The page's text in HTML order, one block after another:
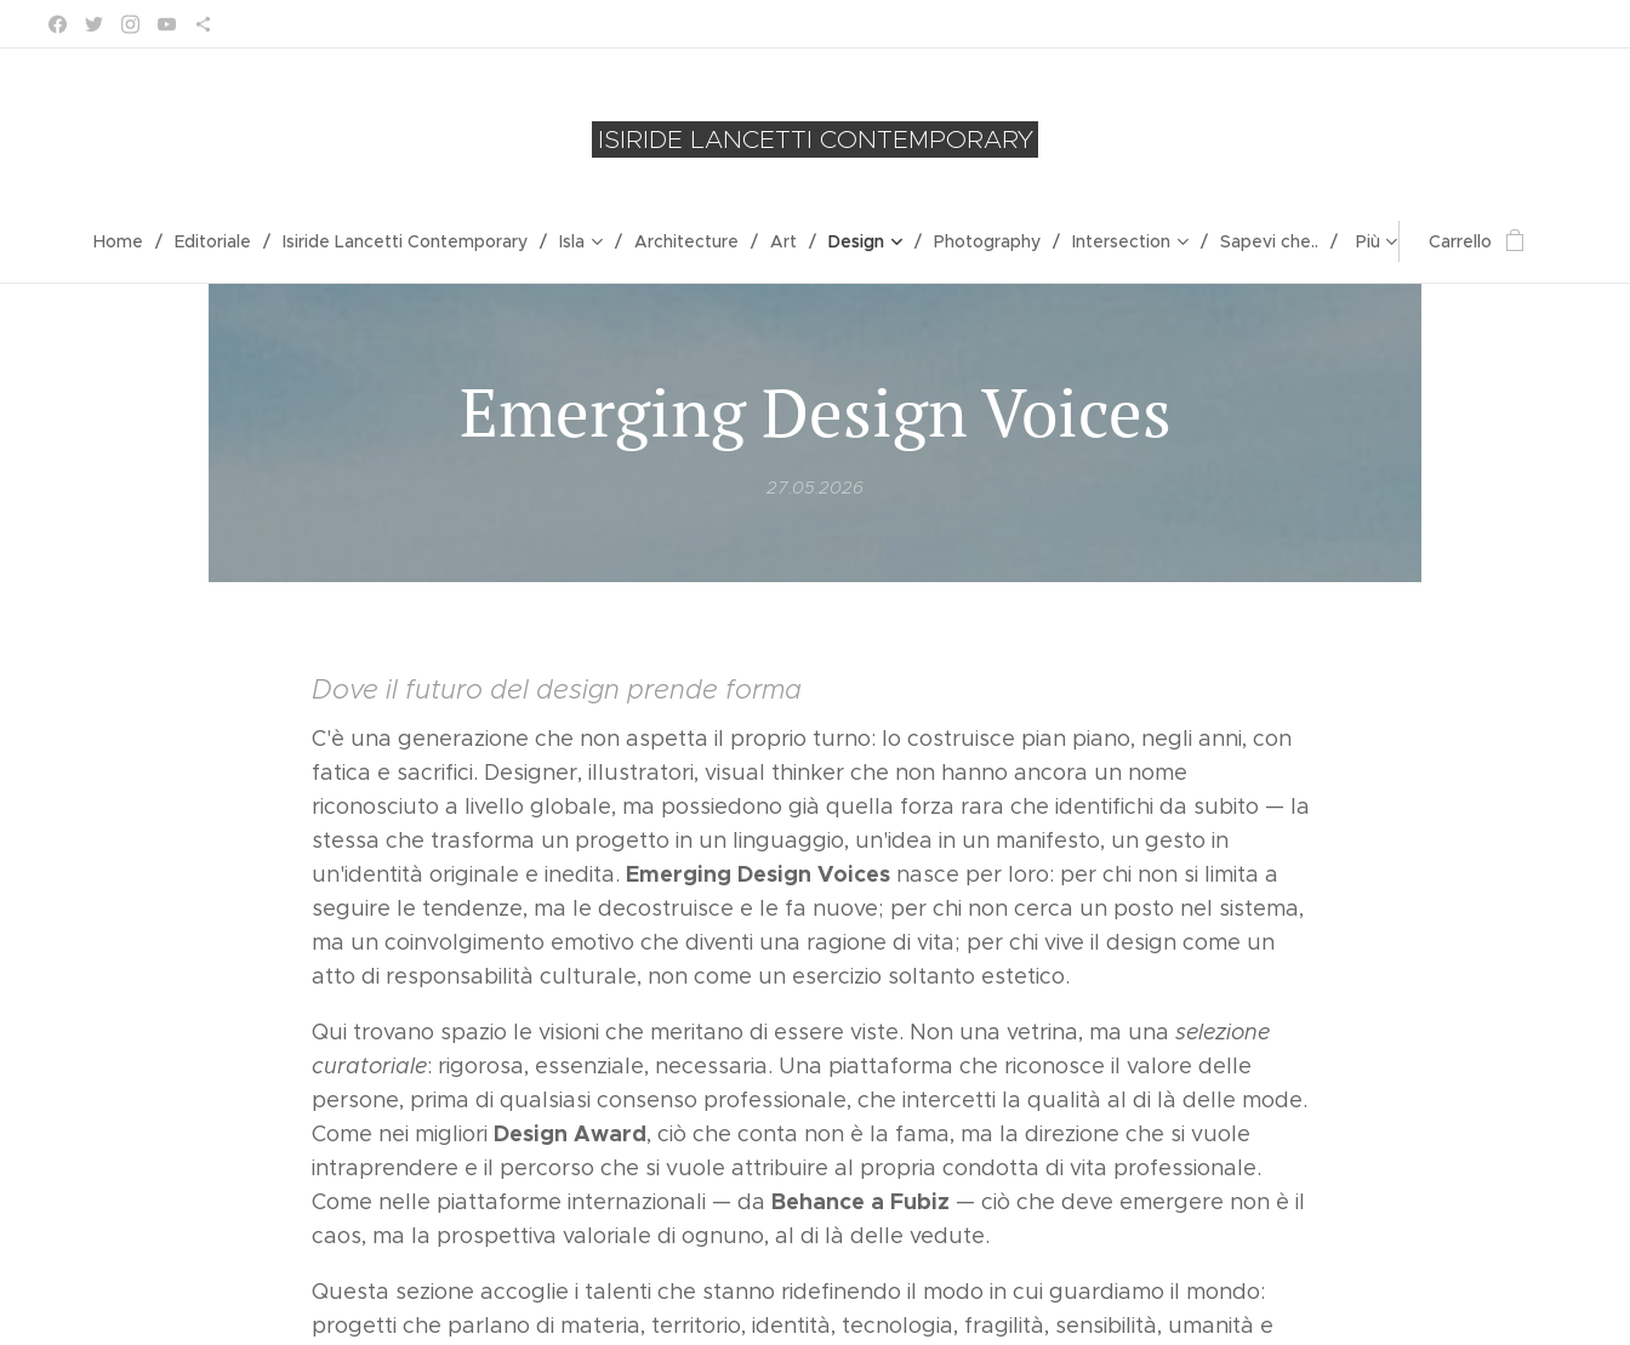
ISIRIDE LANCETTI CONTEMPORARY
Home Editoriale Isiride Lancetti Contemporary Isla Architecture Art Design Photography Intersection Sapevi che.. Più Carrello
Emerging Design Voices
27.05.2026
Dove il futuro del design prende forma
C'è una generazione che non aspetta il proprio turno: lo costruisce pian piano, negli anni, con
fatica e sacrifici. Designer, illustratori, visual thinker che non hanno ancora un nome
riconosciuto a livello globale, ma possiedono già quella forza rara che identifichi da subito — la
stessa che trasforma un progetto in un linguaggio, un'idea in un manifesto, un gesto in
un'identità originale e inedita. Emerging Design Voices nasce per loro: per chi non si limita a
seguire le tendenze, ma le decostruisce e le fa nuove; per chi non cerca un posto nel sistema,
ma un coinvolgimento emotivo che diventi una ragione di vita; per chi vive il design come un
atto di responsabilità culturale, non come un esercizio soltanto estetico.
Qui trovano spazio le visioni che meritano di essere viste. Non una vetrina, ma una selezione
curatoriale: rigorosa, essenziale, necessaria. Una piattaforma che riconosce il valore delle
persone, prima di qualsiasi consenso professionale, che intercetti la qualità al di là delle mode.
Come nei migliori Design Award, ciò che conta non è la fama, ma la direzione che si vuole
intraprendere e il percorso che si vuole attribuire al propria condotta di vita professionale.
Come nelle piattaforme internazionali — da Behance a Fubiz — ciò che deve emergere non è il
caos, ma la prospettiva valoriale di ognuno, al di là delle vedute.
Questa sezione accoglie i talenti che stanno ridefinendo il modo in cui guardiamo il mondo:
progetti che parlano di materia, territorio, identità, tecnologia, fragilità, sensibilità, umanità e